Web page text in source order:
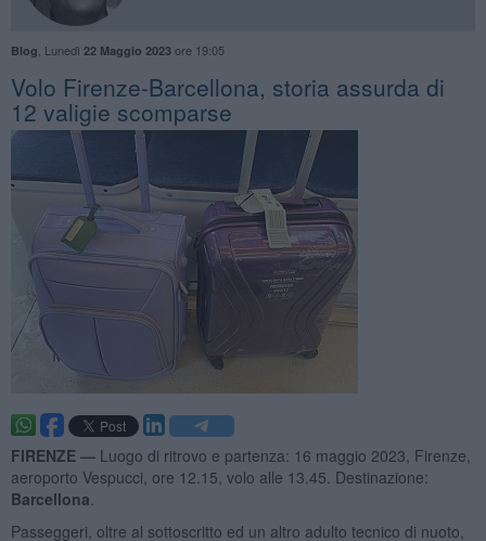
Blog Lunedì 22 Maggio 2023ore 19:05
Volo Firenze-Barcellona, storia assurda di
12 valigie scomparse
FIRENZE — Luogo di ritrovo e partenza: 16 maggio 2023, Firenze,
aeroporto Vespucci, ore 12.15, volo alle 13.45. Destinazione:
Barcellona
Passeggeri, oltre al sottoscritto ed un altro adulto tecnico di nuoto,